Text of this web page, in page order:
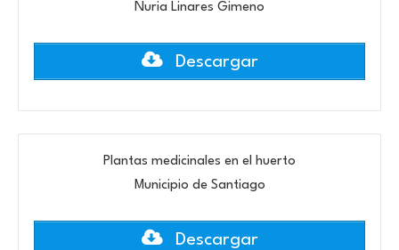
Nuria Linares Gimeno
Descargar
Plantas medicinales en el huerto
Municipio de Santiago
Descargar